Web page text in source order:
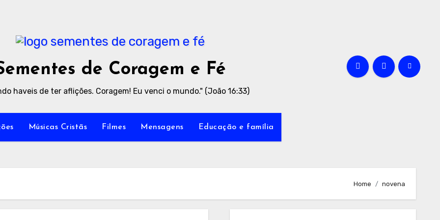
de Coragem e Fé
haveis de ter aflições. Coragem! Eu venci o mundo." (João 16:33)
Músicas Cristãs Filmes Mensagens Educação e família
Home novena